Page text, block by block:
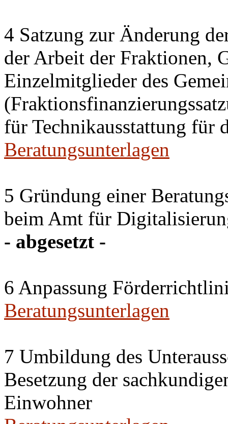
4 Satzung zur Änderung
der Arbeit der Fraktionen,
Einzelmitglieder des
für Technikausstattung für
Beratungsunterlagen
5 Gründung einer
beim Amt für
- abgesetzt -
6 Anpassung
Beratungsunterlagen
7 Umbildung des
Besetzung der
Einwohner